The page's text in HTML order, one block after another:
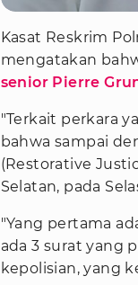
Kasat Reskrim
mengatakan
senior Pierre
"Terkait perkara
bahwa sampai
(Restorative
Selatan, pada
"Yang pertama
ada 3 surat yang
kepolisian, yang